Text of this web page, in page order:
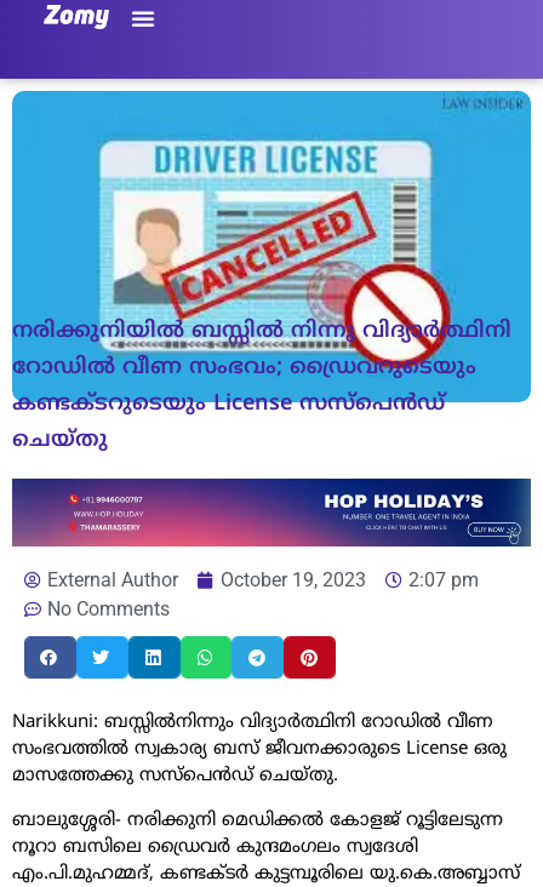
നരിക്കുനിയിൽ ബസ്സിൽ നിന്നു വിദ്യാർത്ഥിനി
റോഡിൽ വീണ സംഭവം; ഡ്രൈവറുടെയും
കണ്ടക്ടറുടെയും License സസ്പെൻഡ്
ചെയ്തു
External Author October 19, 2023
2:07 pm
No Comments
Narikkuni: ബസ്സിൽനിന്നും വിദ്യാർത്ഥിനി റോഡിൽ വീണ
സംഭവത്തിൽ സ്വകാര്യ ബസ് ജീവനക്കാരുടെ License ഒരു
മാസത്തേക്കു സസ്പെൻഡ് ചെയ്തു.
ബാലുശ്ശേരി- നരിക്കുനി മെഡിക്കൽ കോളജ് റൂട്ടിലേടുന്ന
നൂറാ ബസിലെ ഡ്രൈവർ കുന്ദമംഗലം സ്വദേശി
എം.പി.മുഹമ്മദ്, കണ്ടക്ടർ കുട്ടമ്പൂരിലെ യു.കെ.അബ്ബാസ്